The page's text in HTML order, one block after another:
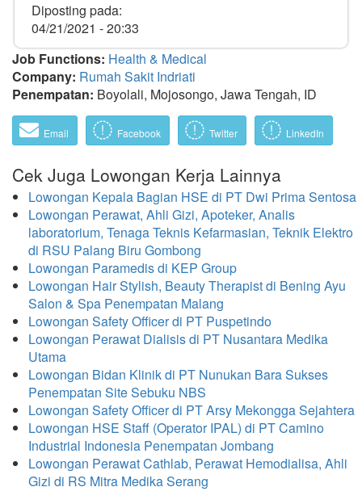
Diposting pada:
04/21/2021 - 20:33
Job Functions: Health & Medical
Company: Rumah Sakit Indriati
Penempatan: Boyolali, Mojosongo, Jawa Tengah, ID
Email Facebook Twitter LinkedIn
Cek Juga Lowongan Kerja Lainnya
Lowongan Kepala Bagian HSE di PT Dwi Prima Sentosa
Lowongan Perawat, Ahli Gizi, Apoteker, Analis
laboratorium, Tenaga Teknis Kefarmasian, Teknik Elektro
di RSU Palang Biru Gombong
Lowongan Paramedis di KEP Group
Lowongan Hair Stylish, Beauty Therapist di Bening Ayu
Salon & Spa Penempatan Malang
Lowongan Safety Officer di PT Puspetindo
Lowongan Perawat Dialisis di PT Nusantara Medika
Utama
Lowongan Bidan Klinik di PT Nunukan Bara Sukses
Penempatan Site Sebuku NBS
Lowongan Safety Officer di PT Arsy Mekongga Sejahtera
Lowongan HSE Staff (Operator IPAL) di PT Camino
Industrial Indonesia Penempatan Jombang
Lowongan Perawat Cathlab, Perawat Hemodialisa, Ahli
Gizi di RS Mitra Medika Serang